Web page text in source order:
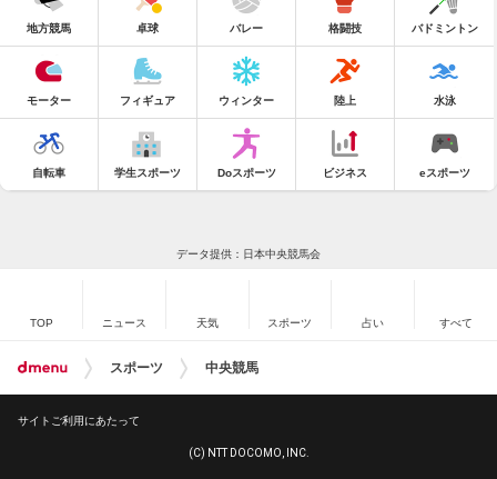
地方競馬 卓球 バレー 格闘技 バドミントン
モーター フィギュア ウィンター 陸上 水泳
自転車 学生スポーツ Doスポーツ ビジネス eスポーツ
データ提供：日本中央競馬会
TOP ニュース 天気 スポーツ 占い すべて
スポーツ 中央競馬
サイトご利用にあたって
(C) NTT DOCOMO, INC.